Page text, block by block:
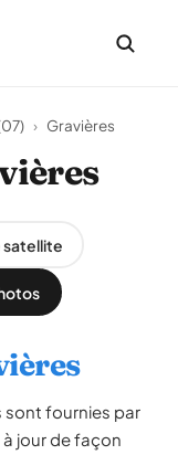
› Gravières
satellite
fournies par
jour de façon